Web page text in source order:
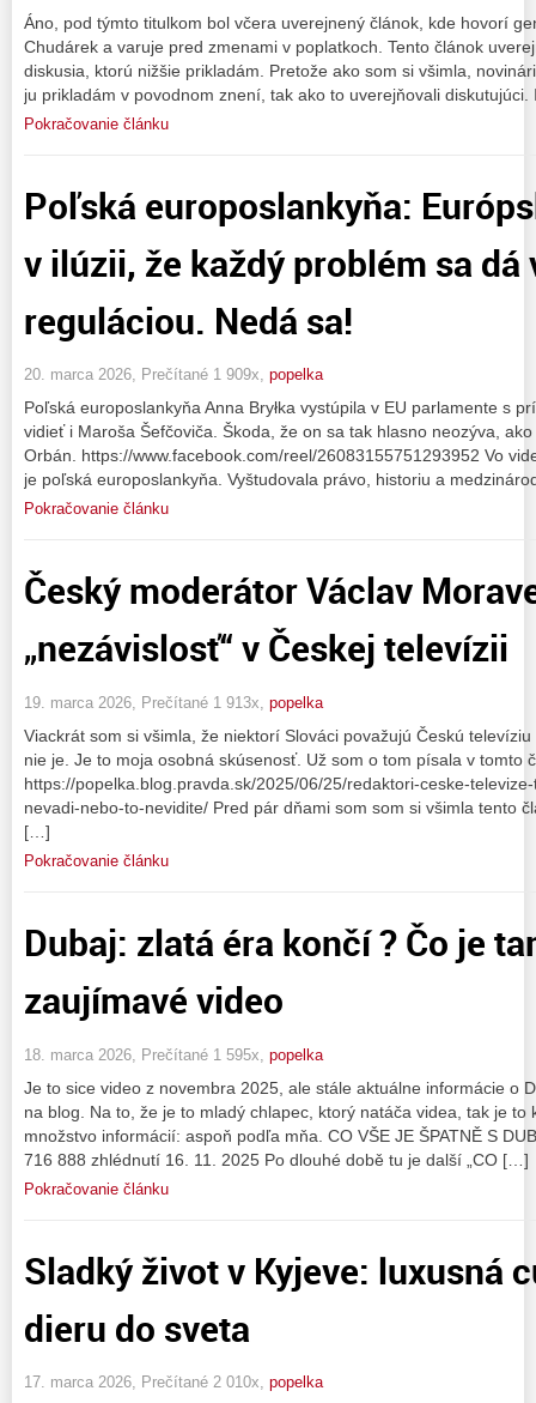
Áno, pod týmto titulkom bol včera uverejnený článok, kde hovorí
Chudárek a varuje pred zmenami v poplatkoch. Tento článok
diskusia, ktorú nižšie prikladám. Pretože ako som si všimla,
ju prikladám v povodnom znení, tak ako to uverejňovali
Pokračovanie článku
Poľská europoslankyňa:
v ilúzii, že každý problém sa
reguláciou. Nedá sa!
20. marca 2026, Prečítané 1 909x, popelka
Poľská europoslankyňa Anna Bryłka vystúpila v EU parlamente s
vidieť i Maroša Šefčoviča. Škoda, že on sa tak hlasno neozýva,
Orbán. https://www.facebook.com/reel/26083155751293952 Vo
je poľská europoslankyňa. Vyštudovala právo, historiu a
Pokračovanie článku
Český moderátor Václav
„nezávislosť“ v Českej televízii
19. marca 2026, Prečítané 1 913x, popelka
Viackrát som si všimla, že niektorí Slováci považujú Českú
nie je. Je to moja osobná skúsenosť. Už som o tom písala v tomto
https://popelka.blog.pravda.sk/2025/06/25/redaktori-ceske-
nevadi-nebo-to-nevidite/ Pred pár dňami som som si všimla tento
[…]
Pokračovanie článku
Dubaj: zlatá éra končí ? Čo je
zaujímavé video
18. marca 2026, Prečítané 1 595x, popelka
Je to sice video z novembra 2025, ale stále aktuálne informácie o
na blog. Na to, že je to mladý chlapec, ktorý natáča videa, tak je to
množstvo informácií: aspoň podľa mňa. CO VŠE JE ŠPATNĚ S
716 888 zhlédnutí 16. 11. 2025 Po dlouhé době tu je další „CO […]
Pokračovanie článku
Sladký život v Kyjeve: luxusná
dieru do sveta
17. marca 2026, Prečítané 2 010x, popelka